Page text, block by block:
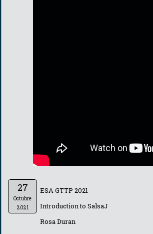
27
Octubre
2021
ESA GTTP 2021
Introduction to SalsaJ
Rosa Duran